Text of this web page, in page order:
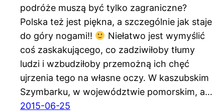
podróże muszą być tylko zagraniczne?
Polska też jest piękna, a szczególnie jak staje
do góry nogami!!
Niełatwo jest wymyślić
coś zaskakującego, co zadziwiłoby tłumy
ludzi i wzbudziłoby przemożną ich chęć
ujrzenia tego na własne oczy. W kaszubskim
Szymbarku, w województwie pomorskim, a…
2015-06-25